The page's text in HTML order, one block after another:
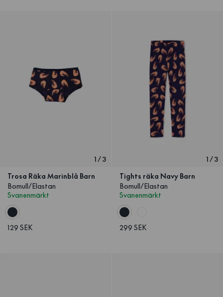
1/3
Trosa Räka Marinblå Barn
Bomull/Elastan
Svanenmärkt
129 SEK
1/3
Tights räka Navy Barn
Bomull/Elastan
Svanenmärkt
299 SEK